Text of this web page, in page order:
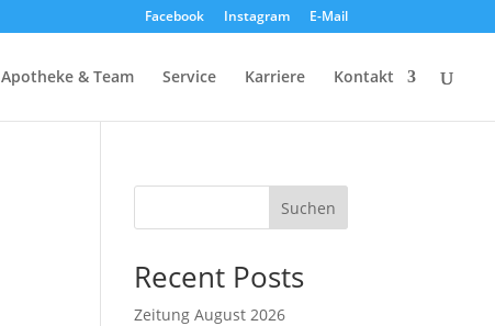
Facebook Instagram E-Mail
Apotheke & Team Service Karriere Kontakt
Suchen
Recent Posts
Zeitung August 2026